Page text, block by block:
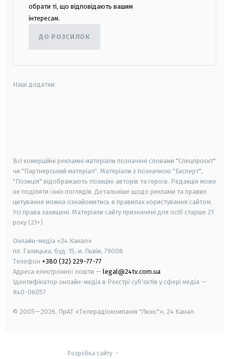
обрати ті, що відповідають вашим
інтересам.
ДО РОЗСИЛОК
Наші додатки:
Всі комерційні рекламні матеріали позначені словами "Спецпроєкт"
чи "Партнерський матеріал". Матеріали з позначкою "Експерт",
"Позиція" відображають позицію авторів та героїв. Редакція може
не поділяти їхніх поглядів. Детальніше щодо реклами та правил
цитування можна ознайомитись в правилах користування сайтом.
Усі права захищені. Матеріали сайту призначені для осіб старше 21
року (21+)
Онлайн-медіа «24 Канал»
пл. Галицька, буд. 15, м. Львів, 79008
Телефон +380 (32) 229-77-77
Адреса електронної пошти — legal@24tv.com.ua
Ідентифікатор онлайн-медіа в Реєстрі суб'єктів у сфері медіа —
R40-06057
© 2005—2026, ПрАТ «Телерадіокомпанія "Люкс"», 24 Канал.
Розробка сайту-